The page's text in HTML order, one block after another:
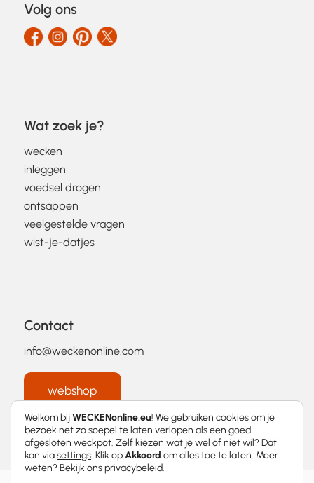
Volg ons
Wat zoek je?
wecken
inleggen
voedsel drogen
ontsappen
veelgestelde vragen
wist-je-datjes
Contact
info@weckenonline.com
webshop
Welkom bijWECKENonline.eu! We gebruiken cookies om je
bezoek net zo soepel te laten verlopen als een goed
afgesloten weckpot. Zelf kiezen wat je wel of niet wil? Dat
kan viasettings. Klik opAkkoord om alles toe te laten. Meer
weten? Bekijk onsprivacybeleid.